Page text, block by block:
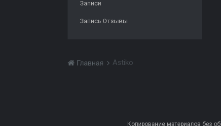
Записи
Запись Отзывы
Главная Astiko
Копирование материалов без